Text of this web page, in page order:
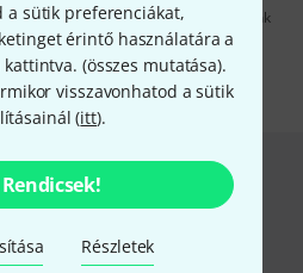
a sütik preferenciákat,
érintő használatára a
kattintva. (összes mutatása).
visszavonhatod a sütik
(itt).
Rendicsek!
Részletek
elfogadja, hogy e-mailben küldjünk
leiratkozhat erről. A hírlevélről további
protection guideline
-ben talál.
kötelező
fizetés